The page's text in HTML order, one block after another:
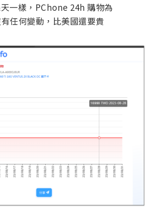
一樣，PChone 24h 購物為
任何變動，比美國還要貴